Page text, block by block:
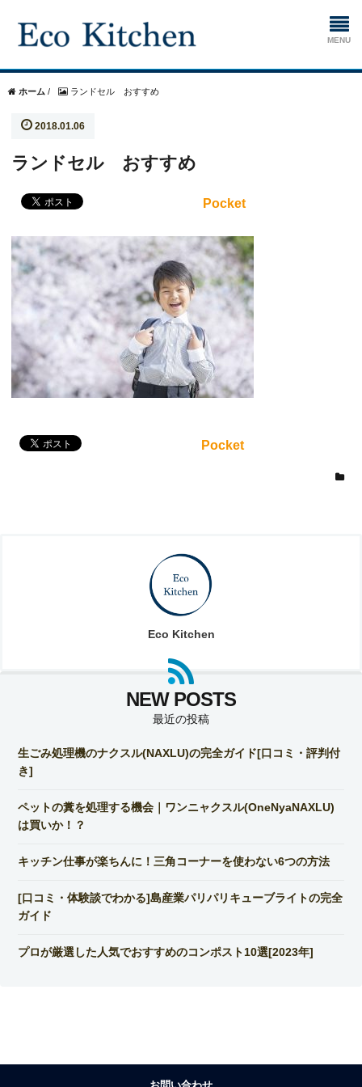
生ゴミ処理機
ホーム / ランドセル おすすめ
2018.01.06
ランドセル おすすめ
Pocket
Pocket
Eco Kitchen
最近の投稿
生ごみ処理機のナクスル(NAXLU)の完全ガイド[口コミ・評判付
き]
ペットの糞を処理する機会｜ワンニャクスル(OneNyaNAXLU)
は買いか！？
キッチン仕事が楽ちんに！三角コーナーを使わない6つの方法
[口コミ・体験談でわかる]島産業パリパリキューブライトの完全
ガイド
プロが厳選した人気でおすすめのコンポスト10選[2023年]